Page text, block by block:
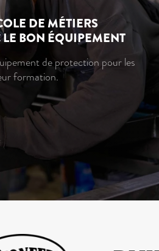
DE MÉTIERS
BON ÉQUIPEMENT
de protection pour les
formation.